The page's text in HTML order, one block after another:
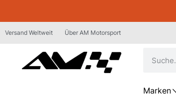
Versand Weltweit Über AM Motorsport
Marken